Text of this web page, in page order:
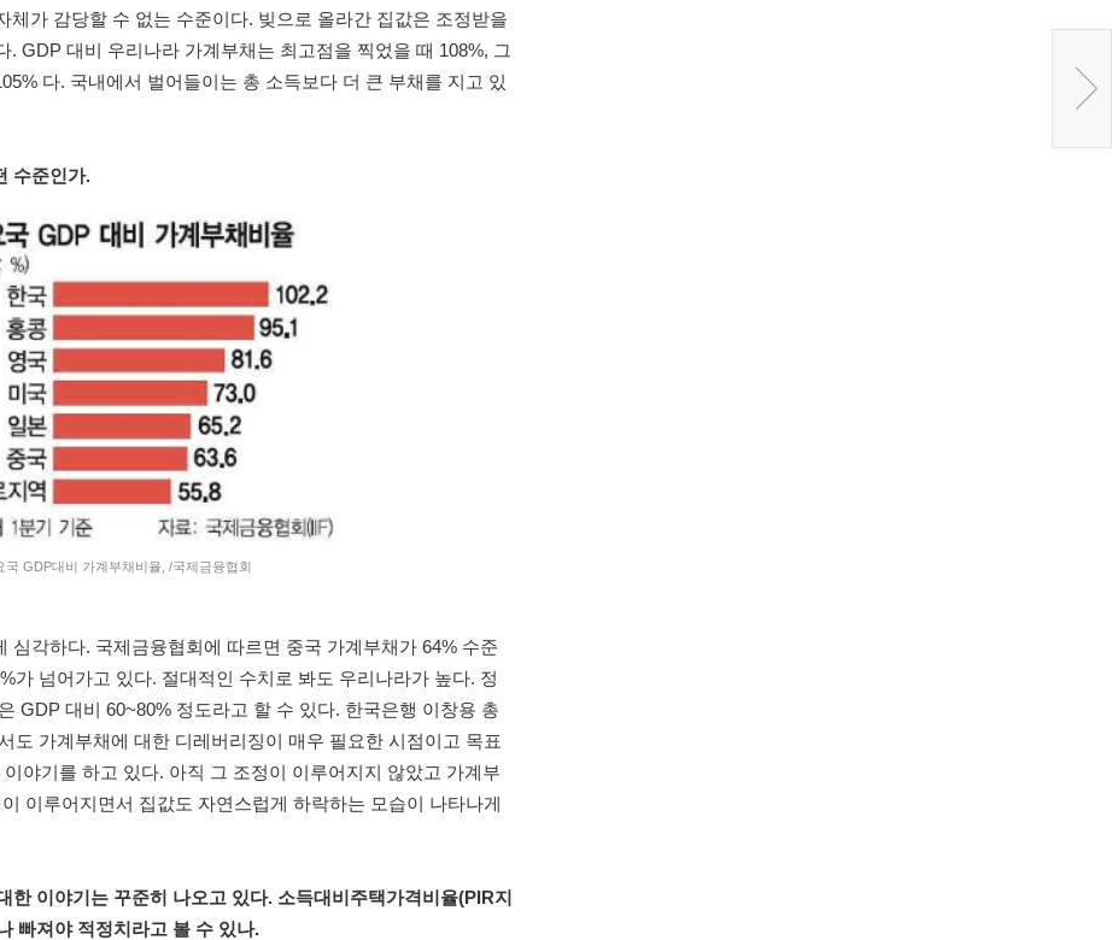
체가 감당할 수 없는 수준이다. 빚으로 올라간 집값은 조정받을
. GDP 대비 우리나라 가계부채는 최고점을 찍었을 때 108%, 그
다. 국내에서 벌어들이는 총 소득보다 더 큰 부채를 지고 있
수준인가.
국 GDP대비 가계부채비율, /국제금융협회
심각하다. 국제금융협회에 따르면 중국 가계부채가 64% 수준
가 넘어가고 있다. 절대적인 수치로 봐도 우리나라가 높다. 정
GDP 대비 60~80% 정도라고 할 수 있다. 한국은행 이창용 총
도 가계부채에 대한 디레버리징이 매우 필요한 시점이고 목표
야기를 하고 있다. 아직 그 조정이 이루어지지 않았고 가계부
이루어지면서 집값도 자연스럽게 하락하는 모습이 나타나게
한 이야기는 꾸준히 나오고 있다. 소득대비주택가격비율(PIR지
빠져야 적정치라고 볼 수 있나.